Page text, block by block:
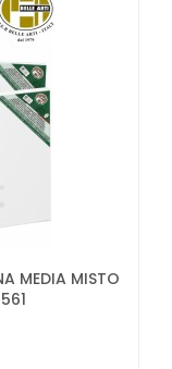
MEDIA MISTO